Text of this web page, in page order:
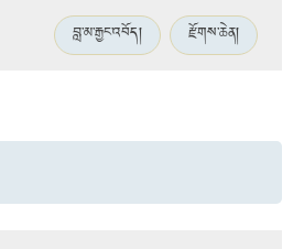
བླ་མ་རྒྱང་འབོད། རྫོགས་ཆེན།